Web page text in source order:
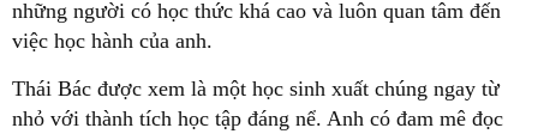
những người có học thức khá cao và luôn quan tâm đến
việc học hành của anh.
Thái Bác được xem là một học sinh xuất chúng ngay từ
nhỏ với thành tích học tập đáng nể. Anh có đam mê đọc